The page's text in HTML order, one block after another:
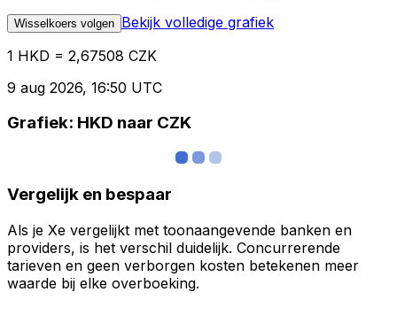
Wisselkoers volgen Bekijk volledige grafiek
1 HKD = 2,67508 CZK
9 aug 2026, 16:50 UTC
Grafiek: HKD naar CZK
Vergelijk en bespaar
Als je Xe vergelijkt met toonaangevende banken en
providers, is het verschil duidelijk. Concurrerende
tarieven en geen verborgen kosten betekenen meer
waarde bij elke overboeking.